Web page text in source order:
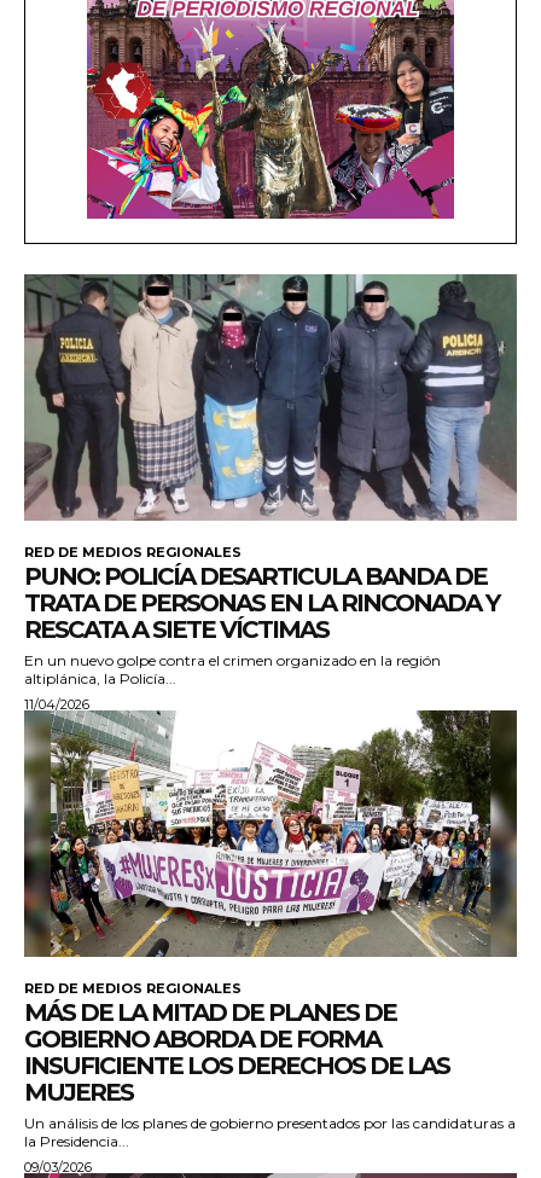
RED DE MEDIOS REGIONALES
PUNO: POLICÍA DESARTICULA BANDA DE
TRATA DE PERSONAS EN LA RINCONADA Y
RESCATA A SIETE VÍCTIMAS
En un nuevo golpe contra el crimen organizado en la región
altiplánica, la Policía...
11/04/2026
RED DE MEDIOS REGIONALES
MÁS DE LA MITAD DE PLANES DE
GOBIERNO ABORDA DE FORMA
INSUFICIENTE LOS DERECHOS DE LAS
MUJERES
Un análisis de los planes de gobierno presentados por las candidaturas a
la Presidencia...
09/03/2026